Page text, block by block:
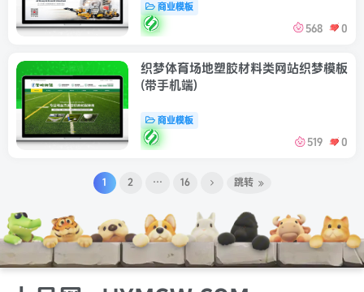
商业模板
568 0
织梦体育场地塑胶材料类网站织梦模板
(带手机端)
商业模板
519 0
1 2 … 16 跳转